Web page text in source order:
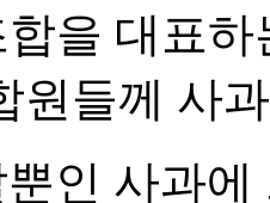
을 대표
원들께 사
인 사과